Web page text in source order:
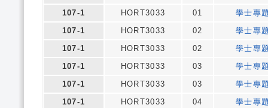
107-1
HORT3033 01
學士專
107-1
HORT3033 02
學士專
107-1
HORT3033 02
學士專
107-1
HORT3033 03
學士專
107-1
HORT3033 03
學士專
107-1
HORT3033 04 學士專